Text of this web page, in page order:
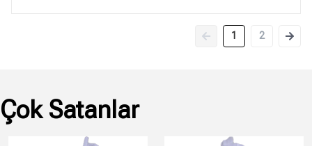
1 2
Çok Satanlar